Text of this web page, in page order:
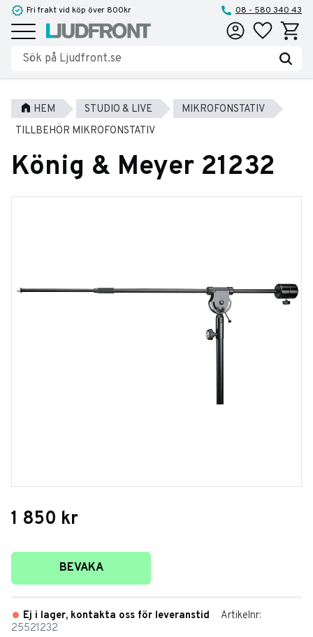
Meny
Fri frakt vid köp över 800kr 08 - 580 340 43
Favoriter
HEM STUDIO & LIVE
MIKROFONSTATIV
TILLBEHÖR MIKROFONSTATIV
König & Meyer 21232
1 850 kr
Lägg till i favoriter
BEVAKA
Ej i lager, kontakta oss för leveranstid
Artikelnr
25521232